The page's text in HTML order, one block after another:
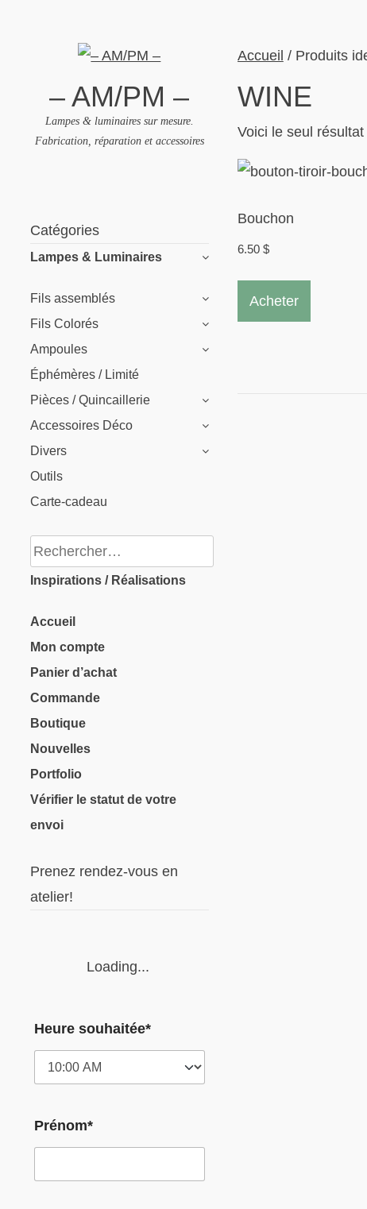
– AM/PM –
Lampes & luminaires sur mesure.
Fabrication, réparation et accessoires
content
Catégories
Lampes & Luminaires
Fils assemblés
Fils Colorés
Ampoules
Éphémères / Limité
Pièces / Quincaillerie
Accessoires Déco
Divers
Outils
Carte-cadeau
Rechercher :
Inspirations / Réalisations
Accueil
Mon compte
Panier d’achat
Commande
Boutique
Nouvelles
Portfolio
Vérifier le statut de votre
envoi
Prenez rendez-vous en
atelier!
Loading...
Heure souhaitée*
Prénom*
Accueil / Produits
WINE
Voici le seul résultat
Bouchon
6.50 $
Acheter